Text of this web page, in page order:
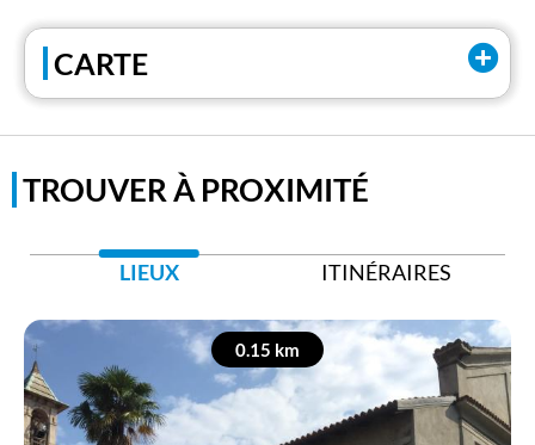
CARTE
TROUVER À PROXIMITÉ
LIEUX ITINÉRAIRES
0.15 km